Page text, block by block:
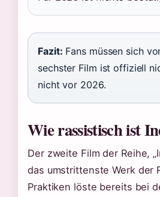
Fazit: Fans müssen sich
sechster Film ist offiziell
nicht vor 2026.
Wie rassistisch ist
Der zweite Film der Reihe,
das umstrittenste Werk der
Praktiken löste bereits bei